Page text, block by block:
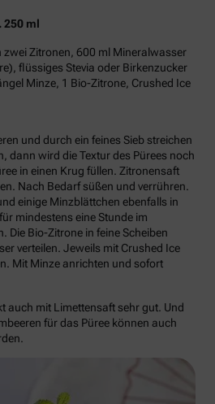
250 ml
zwei Zitronen, 600 ml Mineralwasser
flüssiges Stevia oder Birkenzucker
Minze, 1 Bio-Zitrone, Crushed Ice
und durch ein feines Sieb streichen
dann wird die Textur des Pürees noch
in einen Krug füllen. Zitronensaft
Nach Bedarf süßen und verrühren.
einige Minzblättchen ebenfalls in
mindestens eine Stunde im
Die Bio-Zitrone in feine Scheiben
verteilen. Jeweils mit Crushed Ice
Mit Minze anrichten und sofort
auch mit Limettensaft sehr gut. Und
für das Püree können auch